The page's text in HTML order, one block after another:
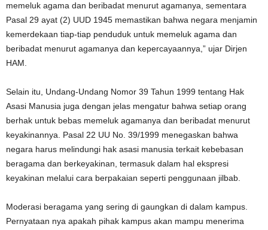
memeluk agama dan beribadat menurut agamanya, sementara
Pasal 29 ayat (2) UUD 1945 memastikan bahwa negara menjamin
kemerdekaan tiap-tiap penduduk untuk memeluk agama dan
beribadat menurut agamanya dan kepercayaannya,” ujar Dirjen
HAM.
Selain itu, Undang-Undang Nomor 39 Tahun 1999 tentang Hak
Asasi Manusia juga dengan jelas mengatur bahwa setiap orang
berhak untuk bebas memeluk agamanya dan beribadat menurut
keyakinannya. Pasal 22 UU No. 39/1999 menegaskan bahwa
negara harus melindungi hak asasi manusia terkait kebebasan
beragama dan berkeyakinan, termasuk dalam hal ekspresi
keyakinan melalui cara berpakaian seperti penggunaan jilbab.
Moderasi beragama yang sering di gaungkan di dalam kampus.
Pernyataan nya apakah pihak kampus akan mampu menerima